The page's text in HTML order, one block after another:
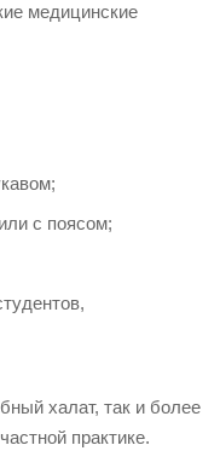
медицинские
с поясом;
халат, так и более
практике.